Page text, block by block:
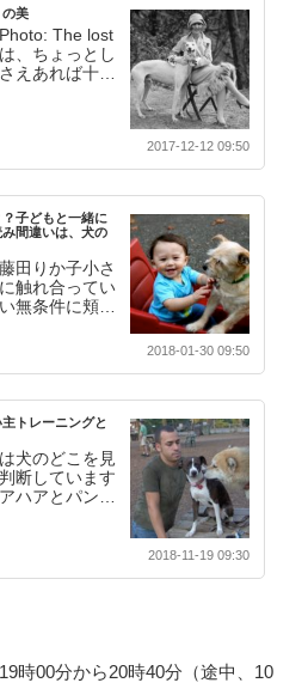
の美
The lost
、ちょっとし
えあれば十
2017-12-12 09:50
子どもと一緒に
間違いは、犬の
田りか子小さ
触れ合ってい
無条件に頬が
続きを読む】
2018-01-30 09:50
トレーニングと
犬のどこを見
断しています
ハアとパンテ
2018-11-19 09:30
時00分から20時40分（途中、10